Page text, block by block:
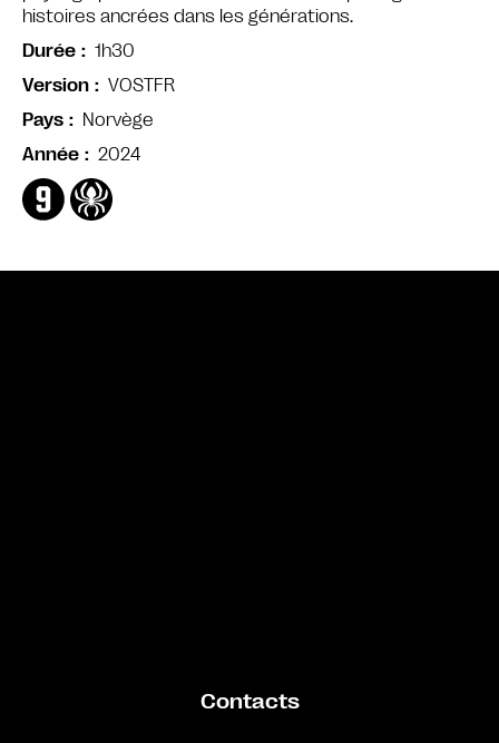
histoires ancrées dans les générations.
Durée
1h30
Version
VOSTFR
Pays
Norvège
Année
2024
Contacts